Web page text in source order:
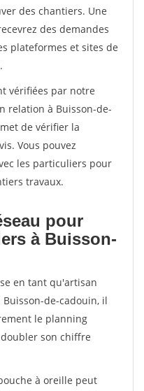
des chantiers. Une
des demandes
plateformes et sites de
vérifiées par notre
relation à Buisson-de-
de vérifier la
Vous pouvez
les particuliers pour
travaux.
pour
à Buisson-
en tant qu'artisan
de-cadouin, il
le planning
son chiffre
à oreille peut